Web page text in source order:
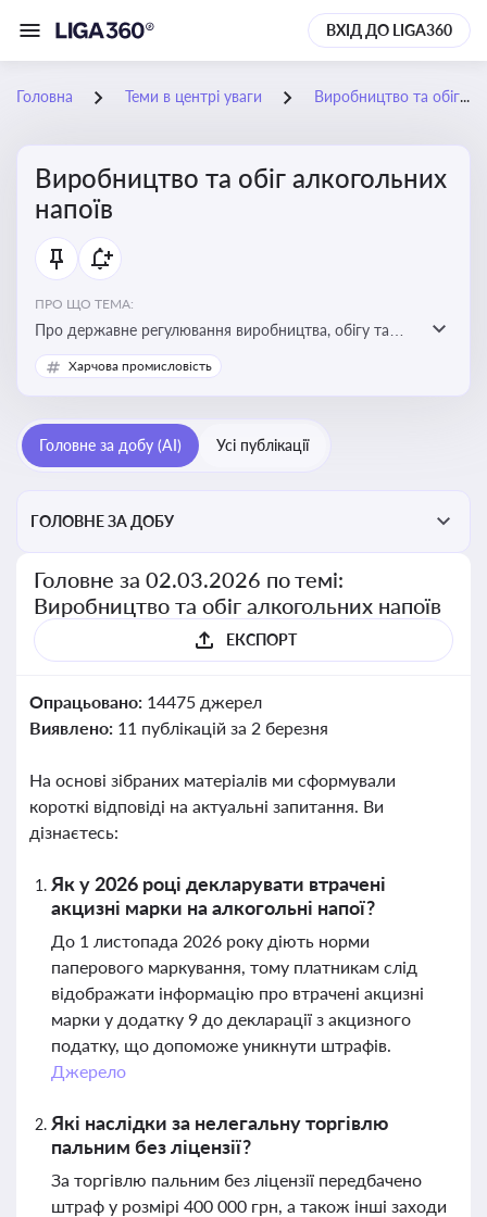
ВХІД ДО LIGA360
Головна Теми в центрі уваги Виробництво та обіг алкогольних напоїв
Виробництво та обіг алкогольних
напоїв
ПРО ЩО ТЕМА:
Про державне регулювання виробництва, обігу та
оподаткування алкогольної продукції, про
ліцензування та правові ризики
Харчова промисловість
Головне за добу (AI) Усі публікації
ГОЛОВНЕ ЗА ДОБУ
Головне за 02.03.2026 по темі:
Виробництво та обіг алкогольних напоїв
ЕКСПОРТ
Опрацьовано: 14475 джерел
Виявлено: 11 публікацій за 2 березня
На основі зібраних матеріалів ми сформували
короткі відповіді на актуальні запитання. Ви
дізнаєтесь:
Як у 2026 році декларувати втрачені
акцизні марки на алкогольні напої?
До 1 листопада 2026 року діють норми
паперового маркування, тому платникам слід
відображати інформацію про втрачені акцизні
марки у додатку 9 до декларації з акцизного
податку, що допоможе уникнути штрафів.
Джерело
Які наслідки за нелегальну торгівлю
пальним без ліцензії?
За торгівлю пальним без ліцензії передбачено
штраф у розмірі 400 000 грн, а також інші заходи